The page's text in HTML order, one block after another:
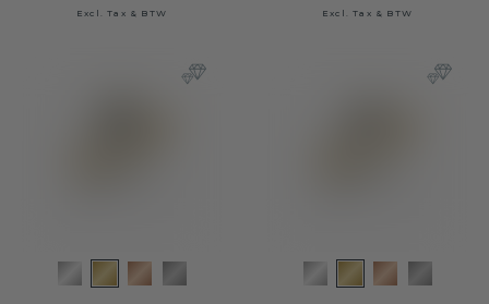
Excl. Tax & BTW Excl. Tax & BTW